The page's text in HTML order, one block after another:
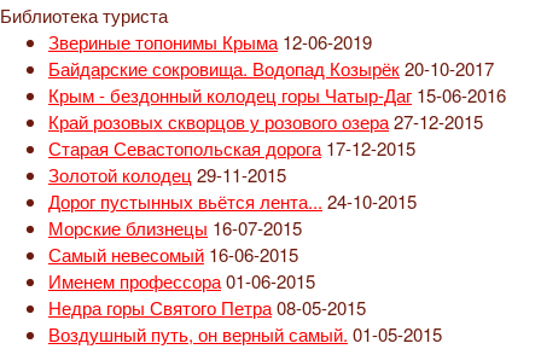
Библиотека туриста
Звериные топонимы Крыма 12-06-2019
Байдарские сокровища. Водопад Козырёк20-10-2017
Крым - бездонный колодец горы Чатыр-Даг 15-06-2016
Край розовых скворцов у розового озера27-12-2015
Старая Севастопольская дорога 17-12-2015
Золотой колодец 29-11-2015
Дорог пустынных вьётся лента... 24-10-2015
Морские близнецы 16-07-2015
Самый невесомый 16-06-2015
Именем профессора01-06-2015
Недра горы Святого Петра08-05-2015
Воздушный путь, он верный самый. 01-05-2015